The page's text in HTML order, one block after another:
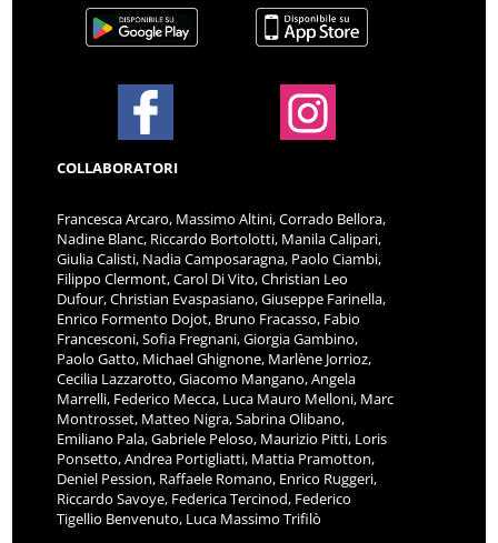
COLLABORATORI
Francesca Arcaro, Massimo Altini, Corrado Bellora,
Nadine Blanc, Riccardo Bortolotti, Manila Calipari,
Giulia Calisti, Nadia Camposaragna, Paolo Ciambi,
Filippo Clermont, Carol Di Vito, Christian Leo
Dufour, Christian Evaspasiano, Giuseppe Farinella,
Enrico Formento Dojot, Bruno Fracasso, Fabio
Francesconi, Sofia Fregnani, Giorgia Gambino,
Paolo Gatto, Michael Ghignone, Marlène Jorrioz,
Cecilia Lazzarotto, Giacomo Mangano, Angela
Marrelli, Federico Mecca, Luca Mauro Melloni, Marc
Montrosset, Matteo Nigra, Sabrina Olibano,
Emiliano Pala, Gabriele Peloso, Maurizio Pitti, Loris
Ponsetto, Andrea Portigliatti, Mattia Pramotton,
Deniel Pession, Raffaele Romano, Enrico Ruggeri,
Riccardo Savoye, Federica Tercinod, Federico
Tigellio Benvenuto, Luca Massimo Trifilò